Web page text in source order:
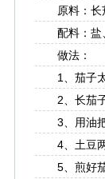
原料：长茄
配料：盐、
做法：
1、茄子太
2、长茄子
3、用油把
4、土豆两
5、煎好茄